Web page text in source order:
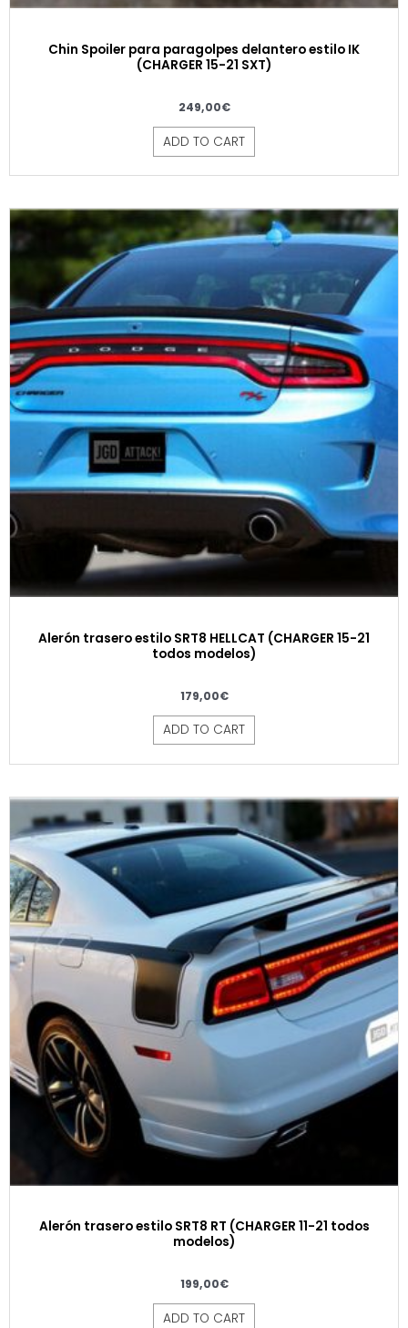
Chin Spoiler para paragolpes delantero estilo IK
(CHARGER 15-21 SXT)
249,00€
ADD TO CART
Alerón trasero estilo SRT8 HELLCAT (CHARGER 15-21
todos modelos)
179,00€
ADD TO CART
Alerón trasero estilo SRT8 RT (CHARGER 11-21 todos
modelos)
199,00€
ADD TO CART